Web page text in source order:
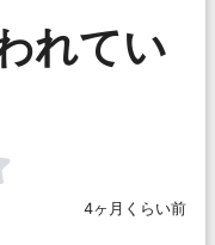
れてい
4ヶ月くらい前